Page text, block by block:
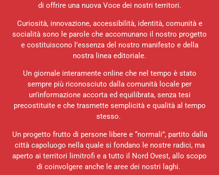
di offrire una nuova Voce dei nostri territori.
Curiosità, innovazione, accessibilità, identità, comunità e
socialità sono le parole che accomunano il nostro progetto
e costituiscono l’essenza del nostro manifesto e della
nostra linea editoriale.
Un giornale interamente online che nel tempo è stato
sempre più riconosciuto dalla comunità locale per
un’informazione accorta ed equilibrata, senza tesi
precostituite e che trasmette semplicità e qualità al tempo
stesso.
Un progetto frutto di persone libere e “normali”, partito dalla
città capoluogo nella quale si fondano le nostre radici, ma
aperto ai territori limitrofi e a tutto il Nord Ovest, allo scopo
di coinvolgere anche le aree dei nostri laghi.